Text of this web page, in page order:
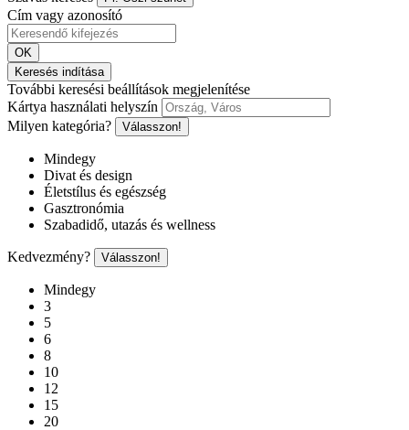
Cím vagy azonosító
OK
Keresés indítása
További keresési beállítások megjelenítése
Kártya használati helyszín
Milyen kategória?
Válasszon!
Mindegy
Divat és design
Életstílus és egészség
Gasztronómia
Szabadidő, utazás és wellness
Kedvezmény? Válasszon!
Mindegy
3
5
6
8
10
12
15
20